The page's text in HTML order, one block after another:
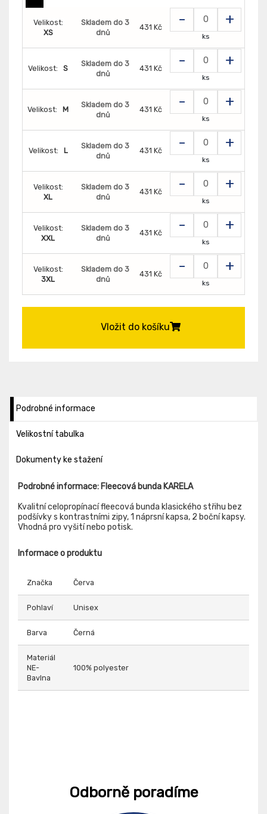
Velikost:
XS
Skladem do 3
dnů
431 Kč - +
ks
Velikost: S
Skladem do 3
dnů
431 Kč - +
ks
Velikost: M
Skladem do 3
dnů
431 Kč - +
ks
Velikost: L
Skladem do 3
dnů
431 Kč - +
ks
Velikost:
XL
Skladem do 3
dnů
431 Kč - +
ks
Velikost:
XXL
Skladem do 3
dnů
431 Kč - +
ks
Velikost:
3XL
Skladem do 3
dnů
431 Kč - +
ks
Vložit do košíku
Podrobné informace
Velikostní tabulka
Dokumenty ke stažení
Podrobné informace: Fleecová bunda KARELA
Kvalitní celopropínací fleecová bunda klasického střihu bez
podšívky s kontrastními zipy, 1 náprsní kapsa, 2 boční kapsy.
Vhodná pro vyšití nebo potisk.
Informace o produktu
Značka Červa
Pohlaví Unisex
Barva Černá
Materiál
NE-
Bavlna
100% polyester
Odborně poradíme